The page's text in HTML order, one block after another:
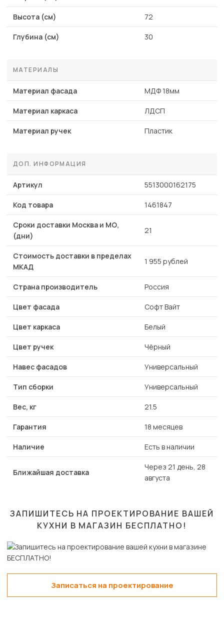
Высота (см) 72
Глубина (см) 30
МАТЕРИАЛЫ
Материал фасада МДФ 18мм
Материал каркаса ЛДСП
Материал ручек Пластик
ДОП. ИНФОРМАЦИЯ
Артикул 5513000162175
Код товара 1461847
Сроки доставки Москва и МО,
(дни)
21
Стоимость доставки в пределах
МКАД
1 955 рублей
Страна производитель Россия
Цвет фасада Софт Вайт
Цвет каркаса Белый
Цвет ручек Чёрный
Навес фасадов Универсальный
Тип сборки Универсальный
Вес, кг 21.5
Гарантия 18 месяцев
Наличие Есть в наличии
Ближайшая доставка
Через 21 день, 28
августа
ЗАПИШИТЕСЬ НА ПРОЕКТИРОВАНИЕ ВАШЕЙ
КУХНИ В МАГАЗИН БЕСПЛАТНО!
Записаться на проектирование